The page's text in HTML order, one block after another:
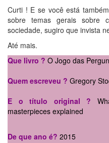
Curti ! E se você está
sobre temas gerais
sociedade, sugiro que invista
Até mais.
Que livro ? O Jogo das
Quem escreveu ? Gregory
E o título original ?
masterpieces explained
De que ano é? 2015